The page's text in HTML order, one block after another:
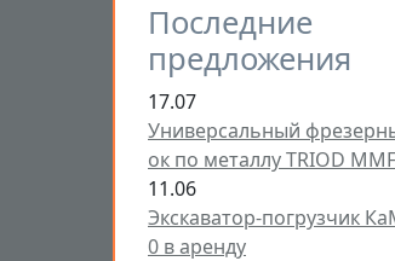
Последние
предложения
17.07
Универсальный
ок по металлу TRIOD
11.06
Экскаватор-погрузчик
0 в аренду